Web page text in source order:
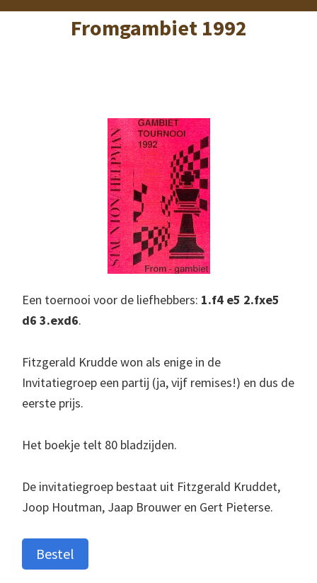
Fromgambiet 1992
Een toernooi voor de liefhebbers: 1.f4 e5 2.fxe5
d6 3.exd6.
Fitzgerald Krudde won als enige in de
Invitatiegroep een partij (ja, vijf remises!) en dus de
eerste prijs.
Het boekje telt 80 bladzijden.
De invitatiegroep bestaat uit Fitzgerald Kruddet,
Joop Houtman, Jaap Brouwer en Gert Pieterse.
Bestel